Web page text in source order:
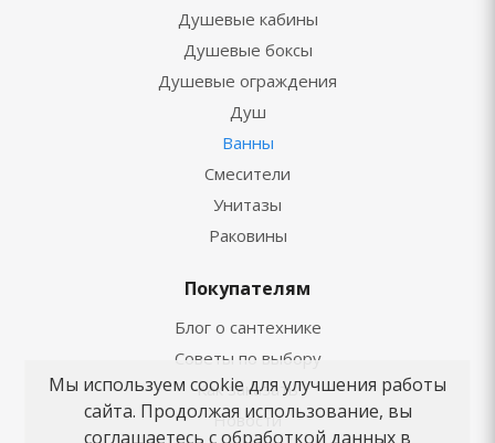
Душевые кабины
Душевые боксы
Душевые ограждения
Душ
Ванны
Смесители
Унитазы
Раковины
Покупателям
Блог о сантехнике
Советы по выбору
Как заказать
Новости
Мы используем cookie для улучшения работы
сайта. Продолжая использование, вы
соглашаетесь с обработкой данных в